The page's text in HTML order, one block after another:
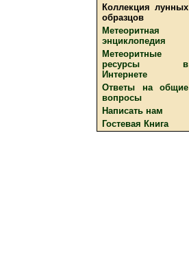
Коллекция лунных
образцов
Метеоритная
энциклопедия
Метеоритные
ресурсы в
Интернете
Ответы на общие
вопросы
Написать нам
Гостевая Книга